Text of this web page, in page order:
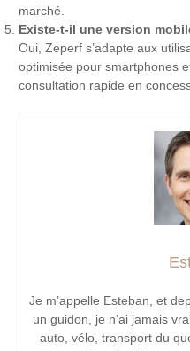
marché.
Existe-t-il une version
Oui, Zeperf s’adapte aux
optimisée pour smartphones
consultation rapide en
Je m’appelle Esteban, et
un guidon, je n’ai jamais
auto, vélo, transport du